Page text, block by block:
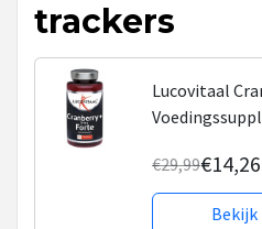
trackers
Lucovitaal
€29,99€14,26
Bekijk